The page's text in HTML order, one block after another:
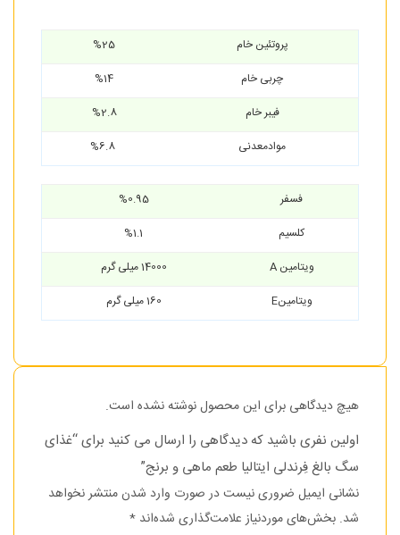
پروتئین خام
%25
چربی خام
%14
فیبر خام
%2.8
موادمعدنی
فسفر
%0.95
کلسیم
%1.1
ویتامین A
14000 میلی گرم
ویتامینE
160 میلی گرم
هیچ دیدگاهی برای این محصول نوشته نشده است.
اولین نفری باشید که دیدگاهی را ارسال می کنید برای “غذای
سگ بالغ فِرندلی ایتالیا طعم ماهی و برنج”
نشانی ایمیل ضروری نیست در صورت وارد شدن منتشر نخواهد
شد. بخش‌های موردنیاز علامت‌گذاری شده‌اند *